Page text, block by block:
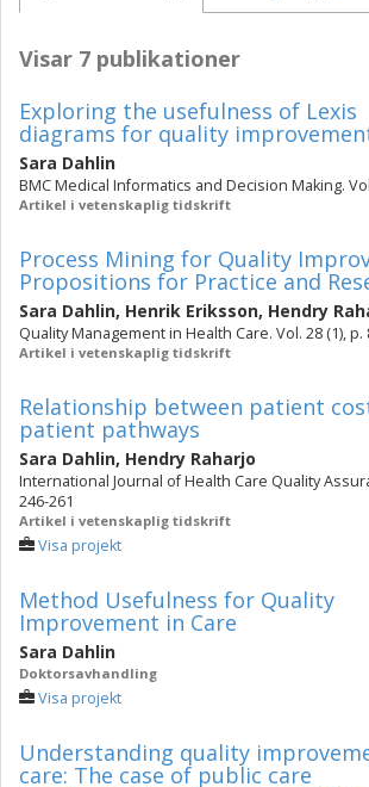
Visar 7 publikationer
Exploring the usefulness of Lexis
diagrams for quality
Sara Dahlin
BMC Medical Informatics and Decision Making.
Artikel i vetenskaplig tidskrift
Process Mining for Quality
Propositions for Practice and
Sara Dahlin, Henrik Eriksson, Hendry
Quality Management in Health Care. Vol. 28 (1), p.
Artikel i vetenskaplig tidskrift
Relationship between patient
patient pathways
Sara Dahlin, Hendry Raharjo
International Journal of Health Care Quality
246-261
Artikel i vetenskaplig tidskrift
Visa projekt
Method Usefulness for Quality
Improvement in Care
Sara Dahlin
Doktorsavhandling
Visa projekt
Understanding quality
care: The case of public care